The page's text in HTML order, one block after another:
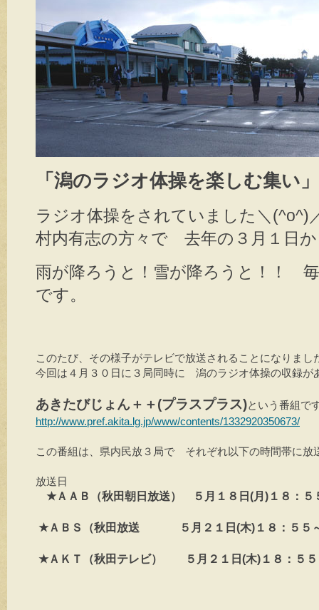
「潟のラジオ体操を楽しむ集い」
ラジオ体操をされていました＼(^o^)
村内有志の方々で 去年の３月１日
雨が降ろうと！雪が降ろうと！！
です。
このたび、その様子がテレビで放送されることになりまし
今回は４月３０日に３局同時に　潟のラジオ体操の収録が
あきたびじょん＋＋(プラスプラス)
http://www.pref.akita.lg.jp/www/contents/1332920350673/
この番組は、県内民放３局で　それぞれ以下の時間帯に放
放送日
★ＡＡＢ（秋田朝日放送）　５月１８日(月)１８：５
★ＡＢＳ（秋田放送 　　　 ５月２１日(木)１８：５５
★ＡＫＴ（秋田テレビ）　　５月２１日(木)１８：５